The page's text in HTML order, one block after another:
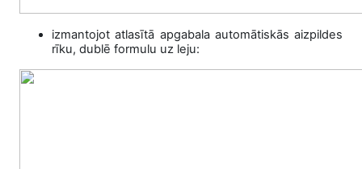
izmantojot atlasītā apgabala automātiskās aizpildes
rīku, dublē formulu uz leju: